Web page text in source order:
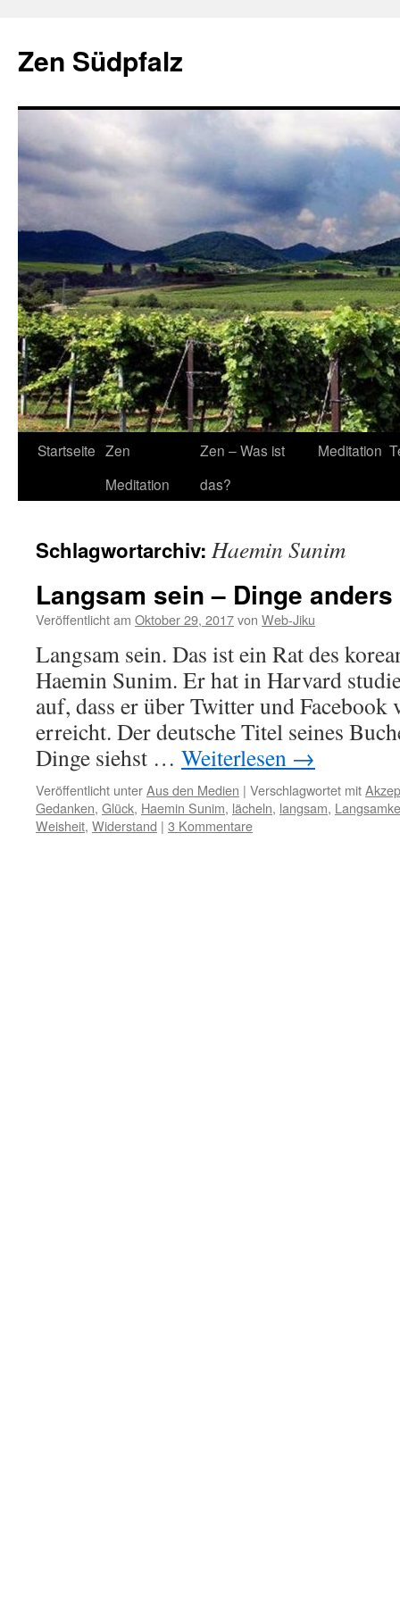
springen
Zen Südpfalz
Startseite Zen
Meditation
Zen – Was ist
das?
Meditation
Schlagwortarchiv: Haemin Sunim
Langsam sein – Dinge
Veröffentlicht am Oktober 29, 2017von Web-Jiku
Langsam sein. Das ist ein Rat des
Haemin Sunim. Er hat in Harvard
auf, dass er über Twitter und Facebook
erreicht. Der deutsche Titel seines
Dinge siehst … Weiterlesen →
Veröffentlicht unterAus den Medien | Verschlagwortet mit
Gedanken, Glück, Haemin Sunim, lächeln, langsam,
Weisheit, Widerstand | 3 Kommentare